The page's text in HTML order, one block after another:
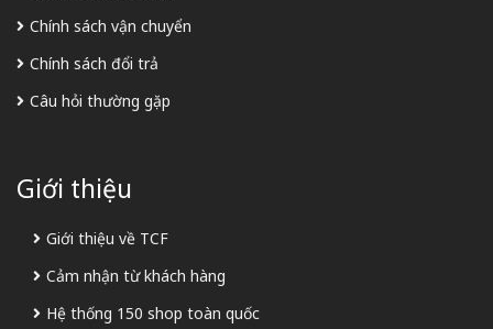
Chính sách vận chuyển
Chính sách đổi trả
Câu hỏi thường gặp
Giới thiệu
Giới thiệu về TCF
Cảm nhận từ khách hàng
Hệ thống 150 shop toàn quốc